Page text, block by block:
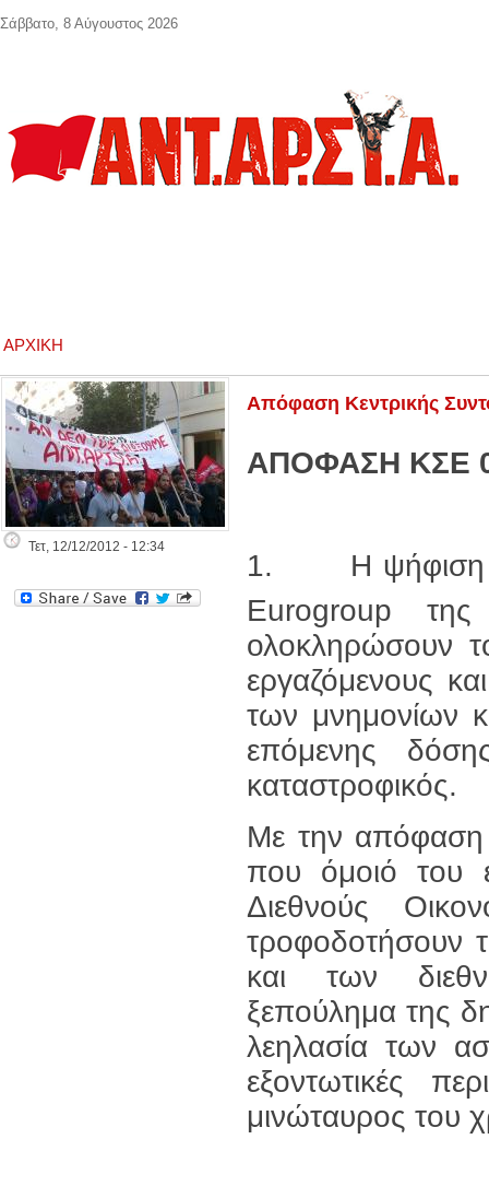
ΑΡΧΙΚΉ
Τετ, 12/12/2012 - 12:34
Απόφαση Κεντρικής
ΑΠΟΦΑΣΗ ΚΣΕ
1. Η ψήφιση
Eurogroup
ολοκληρώσουν
εργαζόμενους
των μνημονίων
επόμενης
καταστροφικός.
Με την απόφαση
που όμοιό του
Διεθνούς
τροφοδοτήσουν
και των
ξεπούλημα της
λεηλασία των
εξοντωτικές
μινώταυρος του
Σάββατο, 8 Αύγουστος 2026